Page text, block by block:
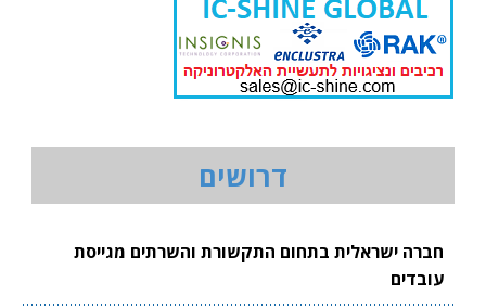
דרושים
חברה ישראלית בתחום התקשורת והשרתים מגייסת
עובדים